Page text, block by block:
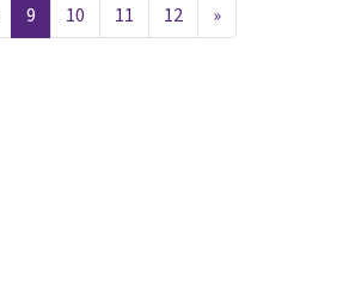
Seite 8
9 Seite 9
10 Seite 10
11 Seite 11
12Seite 12
»Nächste Seite